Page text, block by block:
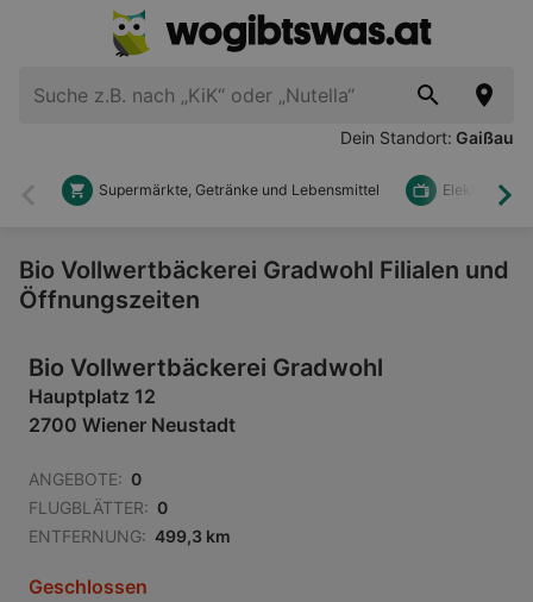
Dein Standort: Gaißau
Zurück
Supermärkte, Getränke und Lebensmittel Elektronik
Bio Vollwertbäckerei Gradwohl Filialen und
Öffnungszeiten
Bio Vollwertbäckerei Gradwohl
Hauptplatz 12
2700 Wiener Neustadt
ANGEBOTE: 0
FLUGBLÄTTER: 0
ENTFERNUNG: 499,3 km
Geschlossen